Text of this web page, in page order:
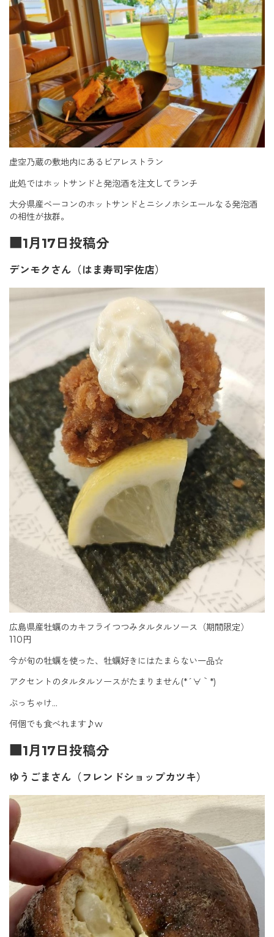
虚空乃蔵の敷地内にあるビアレストラン
此処ではホットサンドと発泡酒を注文してランチ
大分県産ベーコンのホットサンドとニシノホシエールなる発泡酒
の相性が抜群。
■1月17日投稿分
デンモクさん（はま寿司宇佐店）
広島県産牡蠣のカキフライつつみタルタルソース（期間限定）
110円
今が旬の牡蠣を使った、牡蠣好きにはたまらない一品☆
アクセントのタルタルソースがたまりません(*´∀｀*)
ぶっちゃけ…
何個でも食べれます♪w
■1月17日投稿分
ゆうごまさん（フレンドショップカツキ）